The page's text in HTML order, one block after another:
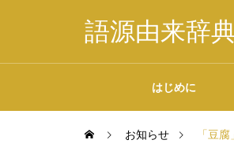
語源由来辞
はじめに
お知らせ 「豆